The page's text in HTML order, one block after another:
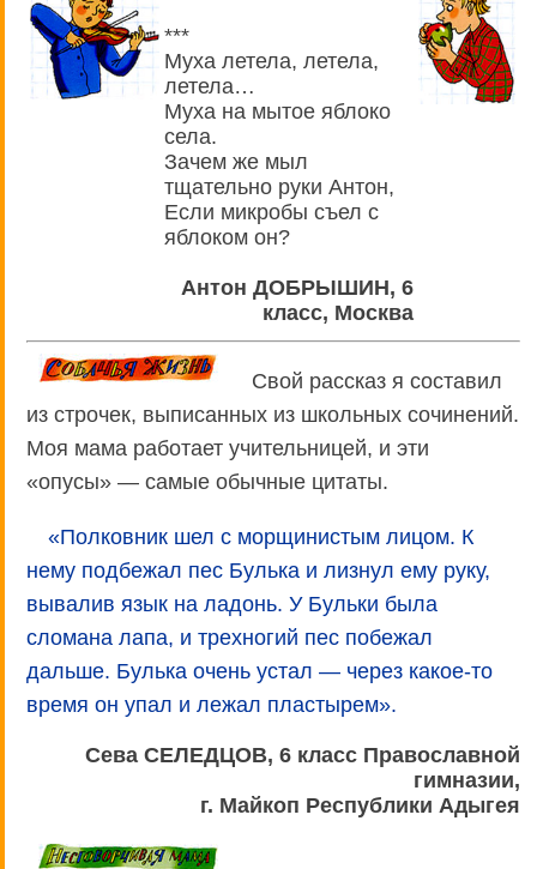
***
Муха летела, летела,
летела…
Муха на мытое яблоко
села.
Зачем же мыл
тщательно руки Антон,
Если микробы съел с
яблоком он?
Антон ДОБРЫШИН, 6
класс, Москва
Свой рассказ я составил
из строчек, выписанных из школьных сочинений.
Моя мама работает учительницей, и эти
«опусы» — самые обычные цитаты.
«Полковник шел с морщинистым лицом. К
нему подбежал пес Булька и лизнул ему руку,
вывалив язык на ладонь. У Бульки была
сломана лапа, и трехногий пес побежал
дальше. Булька очень устал — через какое-то
время он упал и лежал пластырем».
Сева СЕЛЕДЦОВ, 6 класс Православной
гимназии,
г. Майкоп Республики Адыгея